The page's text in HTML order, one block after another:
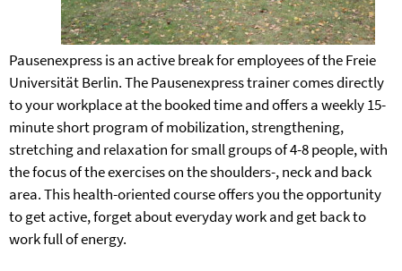
Pausenexpress is an active break for employees of the Freie
Universität Berlin. The Pausenexpress trainer comes directly
to your workplace at the booked time and offers a weekly 15-
minute short program of mobilization, strengthening,
stretching and relaxation for small groups of 4-8 people, with
the focus of the exercises on the shoulders-, neck and back
area. This health-oriented course offers you the opportunity
to get active, forget about everyday work and get back to
work full of energy.